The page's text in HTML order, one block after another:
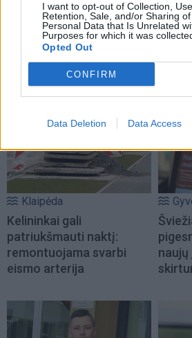
I want to opt-out of Collection, Use,
Retention, Sale, and/or Sharing
Personal Data that Is Unrelated
Purposes for which it was
Opted Out
CONFIRM
Data Deletion Data Access
NAUJI
Klaipėda
Kelininkai gali
patriukšmauti naktį:
remontuojama svarbi
eismo arterija